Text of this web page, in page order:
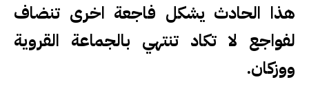
هذا الحادث يشكل فاجعة اخرى تنضاف
لفواجع لا تكاد تنتهي بالجماعة القروية
ووزكان.